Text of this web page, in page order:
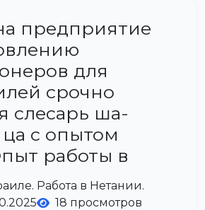
предприятие
для
срочно
слесарь ша-
с опытом
работы в
Работа в Нетании.
18 просмотров